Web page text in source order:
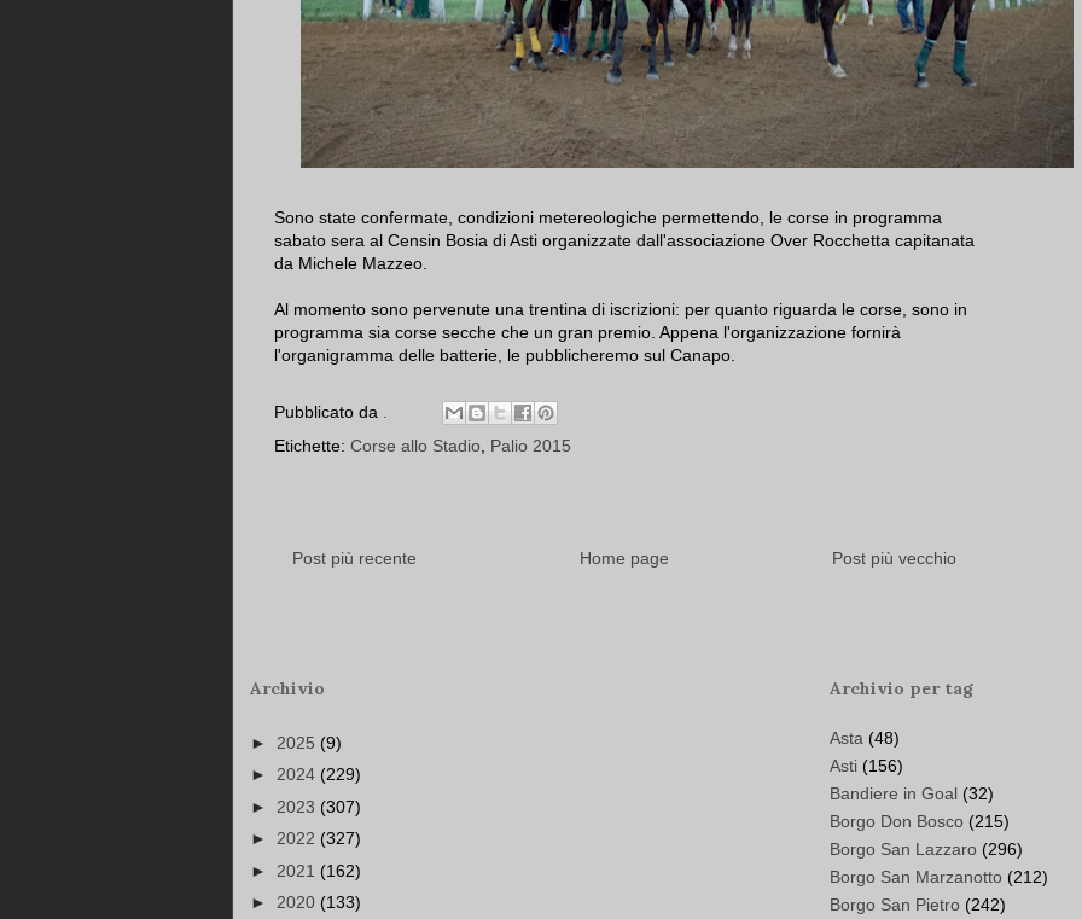
Sono state confermate, condizioni metereologiche permettendo, le corse in programma
sabato sera al Censin Bosia di Asti organizzate dall'associazione Over Rocchetta capitanata
da Michele Mazzeo.
Al momento sono pervenute una trentina di iscrizioni: per quanto riguarda le corse, sono in
programma sia corse secche che un gran premio. Appena l'organizzazione fornirà
l'organigramma delle batterie, le pubblicheremo sul Canapo.
Pubblicato da
Etichette: Corse allo Stadio, Palio 2015
Post più recente Post più vecchio
Home page
Archivio
► 2025 (9)
► 2024 (229)
► 2023 (307)
► 2022 (327)
► 2021 (162)
► 2020 (133)
Archivio per tag
Asta (48)
Asti (156)
Bandiere in Goal (32)
Borgo Don Bosco (215)
Borgo San Lazzaro (296)
Borgo San Marzanotto (212)
Borgo San Pietro (242)